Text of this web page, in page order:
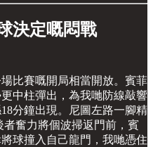
決定嘅悶戰
比賽嘅開局相當開放。賓菲
中柱彈出，為我哋防線敲響
分鐘出現。尼圖左路一腳精
奮力將個波掃返門前，賓
球撞入自己龍門，我哋憑住